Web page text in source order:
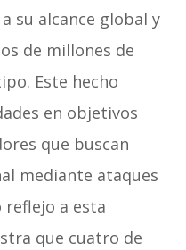
su alcance global y
de millones de
Este hecho
en objetivos
que buscan
mediante ataques
reflejo a esta
que cuatro de